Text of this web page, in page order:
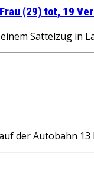
(29) tot, 19
Sattelzug
der Autobahn